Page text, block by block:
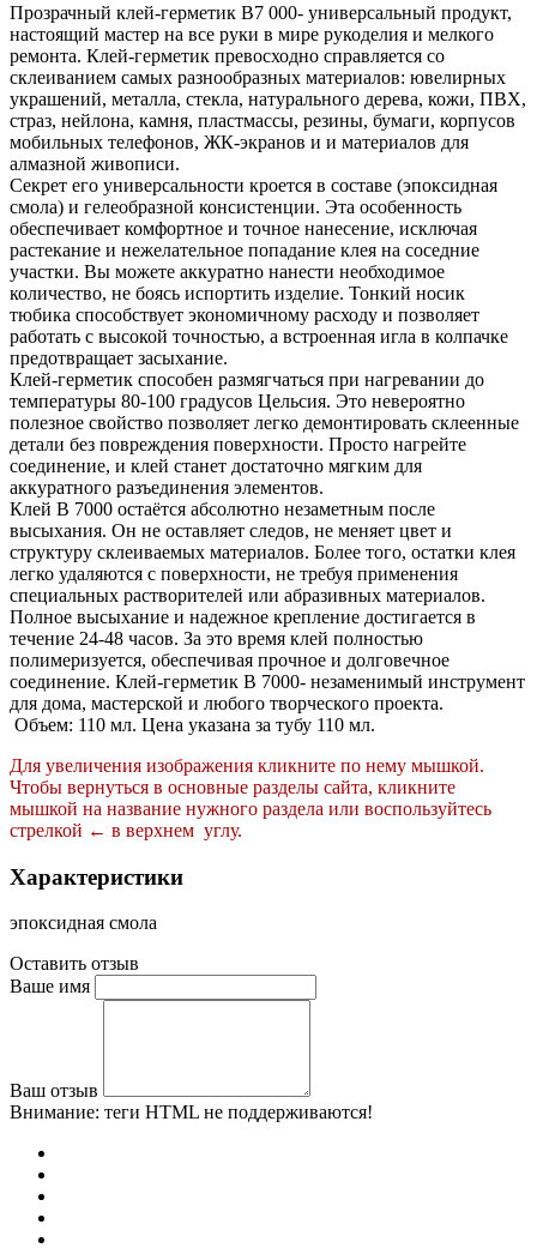
Прозрачный клей-герметик B7 000- универсальный продукт,
настоящий мастер на все руки в мире рукоделия и мелкого
ремонта. Клей-герметик превосходно справляется со
склеиванием самых разнообразных материалов: ювелирных
украшений, металла, стекла, натурального дерева, кожи, ПВХ,
страз, нейлона, камня, пластмассы, резины, бумаги, корпусов
мобильных телефонов, ЖК-экранов и и материалов для
алмазной живописи.
Секрет его универсальности кроется в составе (эпоксидная
смола) и гелеобразной консистенции. Эта особенность
обеспечивает комфортное и точное нанесение, исключая
растекание и нежелательное попадание клея на соседние
участки. Вы можете аккуратно нанести необходимое
количество, не боясь испортить изделие. Тонкий носик
тюбика способствует экономичному расходу и позволяет
работать с высокой точностью, а встроенная игла в колпачке
предотвращает засыхание.
Клей-герметик способен размягчаться при нагревании до
температуры 80-100 градусов Цельсия. Это невероятно
полезное свойство позволяет легко демонтировать склеенные
детали без повреждения поверхности. Просто нагрейте
соединение, и клей станет достаточно мягким для
аккуратного разъединения элементов.
Клей B 7000 остаётся абсолютно незаметным после
высыхания. Он не оставляет следов, не меняет цвет и
структуру склеиваемых материалов. Более того, остатки клея
легко удаляются с поверхности, не требуя применения
специальных растворителей или абразивных материалов.
Полное высыхание и надежное крепление достигается в
течение 24-48 часов. За это время клей полностью
полимеризуется, обеспечивая прочное и долговечное
соединение. Клей-герметик B 7000- незаменимый инструмент
для дома, мастерской и любого творческого проекта.
Объем: 110 мл. Цена указана за тубу 110 мл.
Для увеличения изображения кликните по нему мышкой.
Чтобы вернуться в основные разделы сайта, кликните
мышкой на название нужного раздела или воспользуйтесь
стрелкой ← в верхнем углу.
Характеристики
эпоксидная смола
Оставить отзыв
Ваше имя
Ваш отзыв
Внимание: теги HTML не поддерживаются!